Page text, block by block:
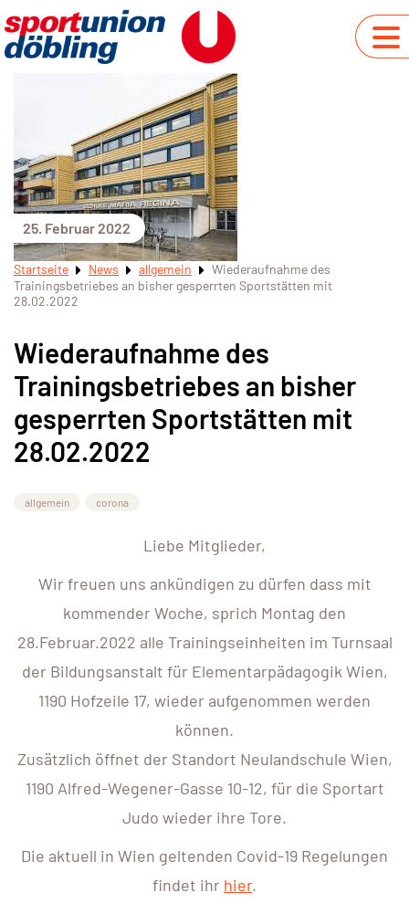
25. Februar 2022
Startseite News allgemein
Wiederaufnahme des
Trainingsbetriebes an bisher gesperrten Sportstätten mit
28.02.2022
Wiederaufnahme des
Trainingsbetriebes an bisher
gesperrten Sportstätten mit
28.02.2022
allgemein corona
Liebe Mitglieder,
Wir freuen uns ankündigen zu dürfen dass mit
kommender Woche, sprich Montag den
28.Februar.2022 alle Trainingseinheiten im Turnsaal
der Bildungsanstalt für Elementarpädagogik Wien,
1190 Hofzeile 17, wieder aufgenommen werden
können.
Zusätzlich öffnet der Standort Neulandschule Wien,
1190 Alfred-Wegener-Gasse 10-12, für die Sportart
Judo wieder ihre Tore.
Die aktuell in Wien geltenden Covid-19 Regelungen
findet ihr hier.